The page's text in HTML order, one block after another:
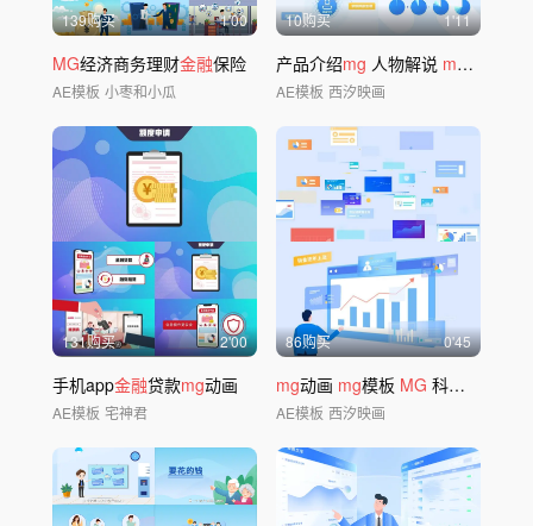
139购买 1'00
MG经济商务理财金融保险
AE模板 小枣和小瓜
10购买 1'11
产品介绍mg 人物解说 mg 动画
AE模板 西汐映画
131购买 2'00
手机app金融贷款mg动画
AE模板 宅神君
86购买 0'45
mg动画 mg模板 MG 科技
AE模板 西汐映画